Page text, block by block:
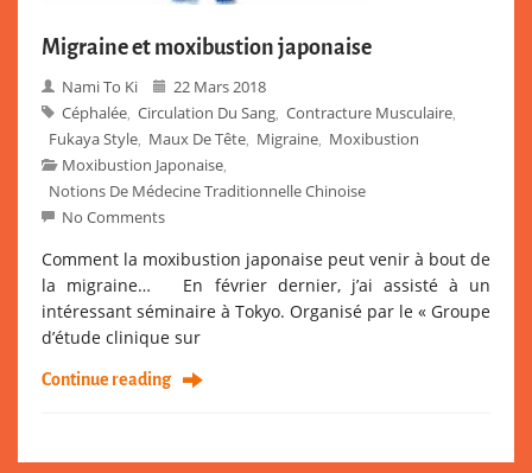
Migraine et moxibustion japonaise
Nami To Ki
22 Mars 2018
Céphalée Circulation Du Sang Contracture Musculaire
Fukaya Style Maux De Tête Migraine Moxibustion
Moxibustion Japonaise
Notions De Médecine Traditionnelle Chinoise
No Comments
Comment la moxibustion japonaise peut venir à bout de
la migraine… En février dernier, j’ai assisté à un
intéressant séminaire à Tokyo. Organisé par le « Groupe
d’étude clinique sur
Continue reading